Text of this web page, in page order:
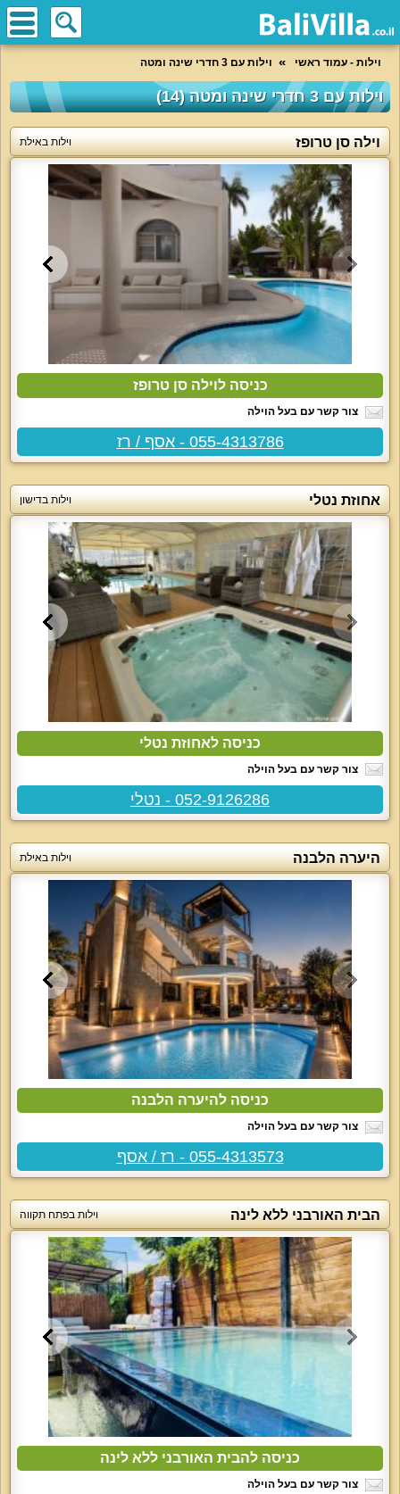
וילות - עמוד ראשי וילות עם 3 חדרי שינה ומטה
וילות עם 3 חדרי שינה ומטה (14)
וילה סן טרופז וילות באילת
כניסה לוילה סן טרופז
צור קשר עם בעל הוילה
055-4313786 - אסף / רז
אחוזת נטלי וילות בדישון
כניסה לאחוזת נטלי
צור קשר עם בעל הוילה
052-9126286 - נטלי
היערה הלבנה וילות באילת
כניסה להיערה הלבנה
צור קשר עם בעל הוילה
055-4313573 - רז / אסף
הבית האורבני ללא לינה וילות בפתח תקווה
כניסה להבית האורבני ללא לינה
צור קשר עם בעל הוילה